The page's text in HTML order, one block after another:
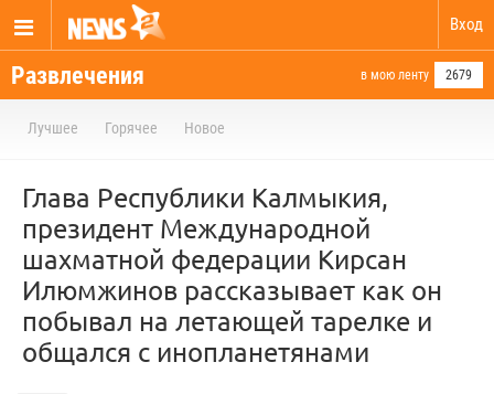
Вход
Развлечения в мою ленту 2679
Лучшее Горячее Новое
Глава Республики Калмыкия,
президент Международной
шахматной федерации Кирсан
Илюмжинов рассказывает как он
побывал на летающей тарелке и
общался с инопланетянами